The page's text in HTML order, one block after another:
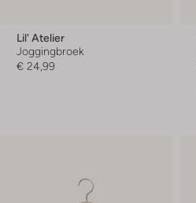
Lil' Atelier
Joggingbroek
€ 24,99